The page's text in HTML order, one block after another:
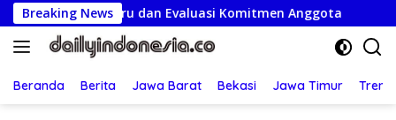
Langsung
ke
konten
Breaking News
Baru dan Evaluasi Komitmen Anggota Semarak
Beranda Berita Jawa Barat Bekasi Jawa Timur